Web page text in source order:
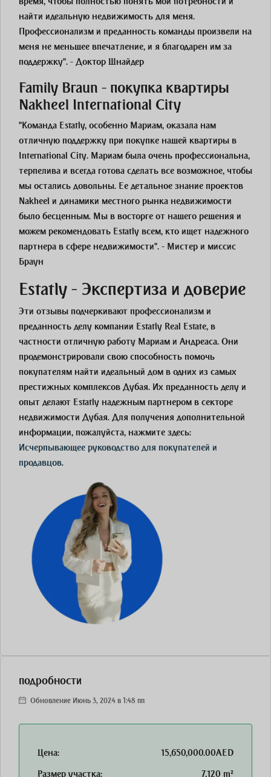
найти идеальную недвижимость для меня.
Профессионализм и преданность команды произвели на
меня не меньшее впечатление, и я благодарен им за
поддержку". - Доктор Шнайдер
Family Braun - покупка квартиры
Nakheel International City
"Команда Estatly, особенно Мариам, оказала нам
отличную поддержку при покупке нашей квартиры в
International City. Мариам была очень профессиональна,
терпелива и всегда готова сделать все возможное, чтобы
мы остались довольны. Ее детальное знание проектов
Nakheel и динамики местного рынка недвижимости
было бесценным. Мы в восторге от нашего решения и
можем рекомендовать Estatly всем, кто ищет надежного
партнера в сфере недвижимости". - Мистер и миссис
Браун
Estatly - Экспертиза и доверие
Эти отзывы подчеркивают профессионализм и
преданность делу компании Estatly Real Estate, в
частности отличную работу Мариам и Андреаса. Они
продемонстрировали свою способность помочь
покупателям найти идеальный дом в одних из самых
престижных комплексов Дубая. Их преданность делу и
опыт делают Estatly надежным партнером в секторе
недвижимости Дубая. Для получения дополнительной
информации, пожалуйста, нажмите здесь:
Исчерпывающее руководство для покупателей и
продавцов.
подробности
Обновление Июнь 3, 2024 в 1:48 пп
Цена:
15,650,000.00AED
Размер участка:
7,120 m²